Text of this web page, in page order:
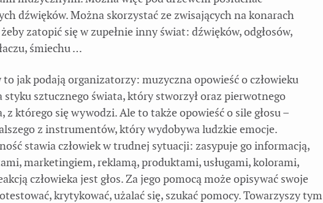
dźwięków. Można skorzystać ze zwisających na konarach
żeby zatopić się w zupełnie inny świat: dźwięków, odgłosów,
śmiechu …
to jak podają organizatorzy: muzyczna opowieść o człowieku
styku sztucznego świata, który stworzył oraz pierwotnego
z którego się wywodzi. Ale to także opowieść o sile głosu –
z instrumentów, który wydobywa ludzkie emocje.
stawia człowiek w trudnej sytuacji: zasypuje go informacją,
marketingiem, reklamą, produktami, usługami, kolorami,
człowieka jest głos. Za jego pomocą może opisywać swoje
krytykować, użalać się, szukać pomocy. Towarzyszy tym